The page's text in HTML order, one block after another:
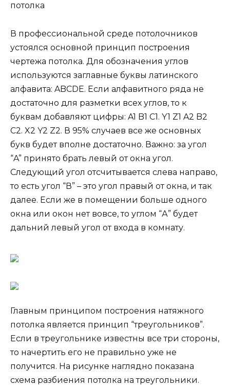
потолка
В профессиональной среде потолочников
устоялся основной принцип построения
чертежа потолка. Для обозначения углов
используются заглавные буквы латинского
алфавита: ABCDE. Если алфавитного ряда не
достаточно для разметки всех углов, то к
буквам добавляют цифры: A1 B1 C1. Y1 Z1 A2 B2
C2. X2 Y2 Z2. В 95% случаев все же основных
букв будет вполне достаточно. Важно: за угол
“A” принято брать левый от окна угол.
Следующий угол отсчитывается слева направо,
то есть угол “В” – это угол правый от окна, и так
далее. Если же в помещении больше одного
окна или окон нет вовсе, то углом “А” будет
дальний левый угол от входа в комнату.
Главным принципом построения натяжного
потолка является принцип “треугольников”.
Если в треугольнике известны все три стороны,
то начертить его не правильно уже не
получится. На рисунке наглядно показана
схема разбиения потолка на треугольники.